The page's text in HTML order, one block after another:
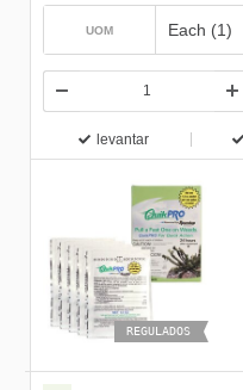
UOM Each (1)
levantar
REGULADOS